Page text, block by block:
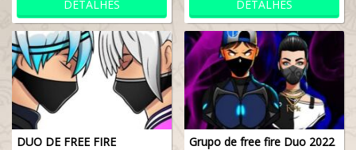
DETALHES DETALHES
DUO DE FREE FIRE Grupo de free fire Duo 2022